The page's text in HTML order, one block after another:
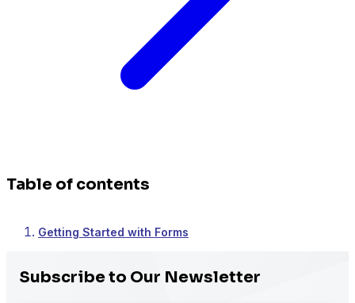
Table of contents
Getting Started with Forms
Subscribe to Our Newsletter